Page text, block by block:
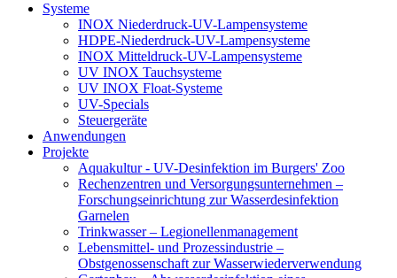
Systeme
INOX Niederdruck-UV-Lampensysteme
HDPE-Niederdruck-UV-Lampensysteme
INOX Mitteldruck-UV-Lampensysteme
UV INOX Tauchsysteme
UV INOX Float-Systeme
UV-Specials
Steuergeräte
Anwendungen
Projekte
Aquakultur - UV-Desinfektion im Burgers' Zoo
Rechenzentren und Versorgungsunternehmen –
Forschungseinrichtung zur Wasserdesinfektion
Garnelen
Trinkwasser – Legionellenmanagement
Lebensmittel- und Prozessindustrie –
Obstgenossenschaft zur Wasserwiederverwendung